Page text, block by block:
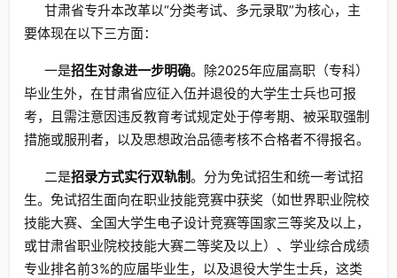
甘肃省专升本改革以“分类考试、多元录取”为核心，主
要体现在以下三方面：
一是招生对象进一步明确。除2025年应届高职（专科）
毕业生外，在甘肃省应征入伍并退役的大学生士兵也可报
考，且需注意因违反教育考试规定处于停考期、被采取强制
措施或服刑者，以及思想政治品德考核不合格者不得报名。
二是招录方式实行双轨制。分为免试招生和统一考试招
生。免试招生面向在职业技能竞赛中获奖（如世界职业院校
技能大赛、全国大学生电子设计竞赛等国家三等奖及以上，
或甘肃省职业院校技能大赛二等奖及以上）、学业综合成绩
专业排名前3%的应届毕业生，以及退役大学生士兵，这类